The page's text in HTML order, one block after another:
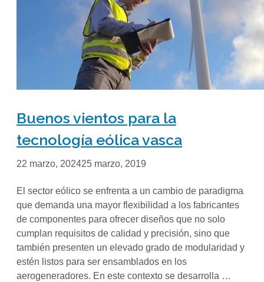
Buenos vientos para la
tecnología eólica vasca
22 marzo, 202425 marzo, 2019
El sector eólico se enfrenta a un cambio de paradigma
que demanda una mayor flexibilidad a los fabricantes
de componentes para ofrecer diseños que no solo
cumplan requisitos de calidad y precisión, sino que
también presenten un elevado grado de modularidad y
estén listos para ser ensamblados en los
aerogeneradores. En este contexto se desarrolla …